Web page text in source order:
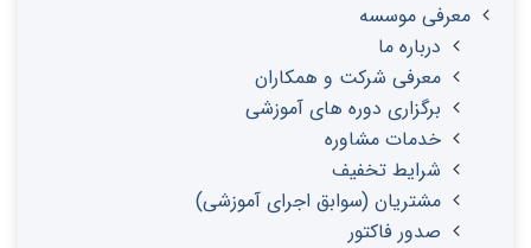
معرفی موسسه
درباره ما
معرفی شرکت و همکاران
برگزاری دوره های آموزشی
خدمات مشاوره
شرایط تخفیف
مشتریان (سوابق اجرای آموزشی)
صدور فاکتور